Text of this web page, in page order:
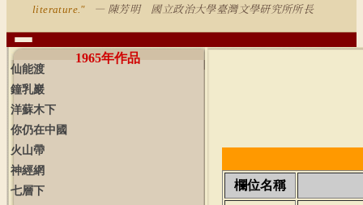
literature."
— 陳芳明 國立政治大學臺灣文學研究所所長
1965年作品
仙能渡
鐘乳巖
洋蘇木下
你仍在中國
火山帶
神經網
七層下
欄位名稱